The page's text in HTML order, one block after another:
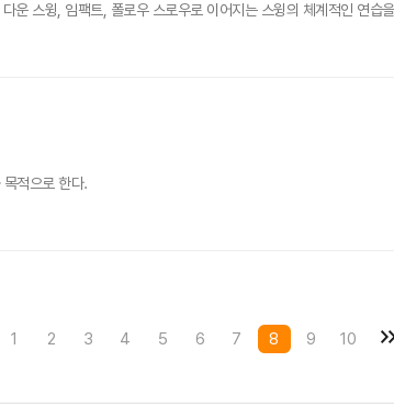
운 스윙, 임팩트, 폴로우 스로우로 이어지는 스윙의 체계적인 연습
적으로 한다.
1 2 3 4 5 6 7 8 9 10